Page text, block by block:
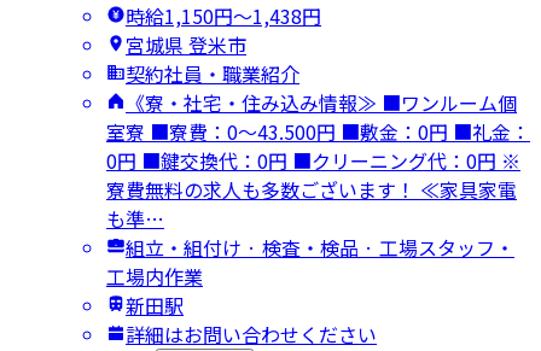
時給1,150円〜1,438円
宮城県 登米市
契約社員・職業紹介
《寮・社宅・住み込み情報≫ ■ワンルーム個
室寮 ■寮費：0～43.500円 ■敷金：0円 ■礼金：
0円 ■鍵交換代：0円 ■クリーニング代：0円 ※
寮費無料の求人も多数ございます！ ≪家具家電
も準…
組立・組付け · 検査・検品 · 工場スタッフ・
工場内作業
新田駅
詳細はお問い合わせください